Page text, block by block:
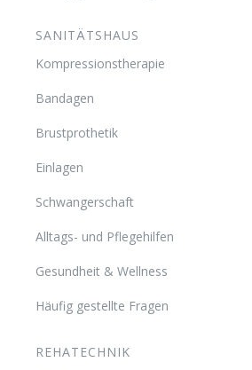
SANITÄTSHAUS
Kompressionstherapie
Bandagen
Brustprothetik
Einlagen
Schwangerschaft
Alltags- und Pflegehilfen
Gesundheit & Wellness
Häufig gestellte Fragen
REHATECHNIK